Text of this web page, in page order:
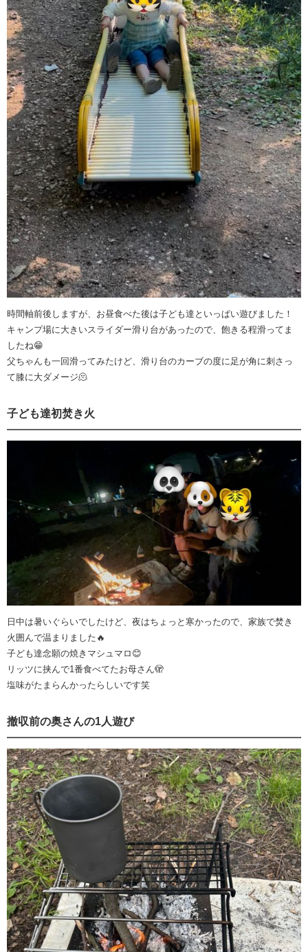
時間軸前後しますが、お昼食べた後は子ども達といっぱい遊びました！
キャンプ場に大きいスライダー滑り台があったので、飽きる程滑ってま
したね😁
父ちゃんも一回滑ってみたけど、滑り台のカーブの度に足が角に刺さっ
て膝に大ダメージ🫠
子ども達初焚き火
日中は暑いぐらいでしたけど、夜はちょっと寒かったので、家族で焚き
火囲んで温まりました🔥
子ども達念願の焼きマシュマロ😊
リッツに挟んで1番食べてたお母さん🫣
塩味がたまらんかったらしいです笑
撤収前の奥さんの1人遊び